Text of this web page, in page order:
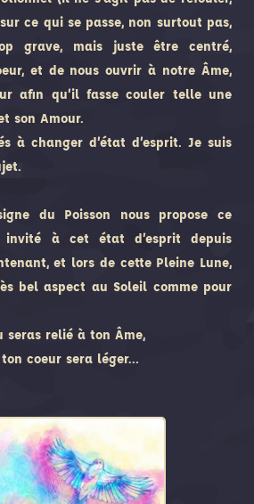
ce qui se passe, non surtout pas,
grave, mais juste être centré,
et de nous ouvrir à notre Âme,
afin qu’il fasse couler telle une
son Amour.
à changer d’état d’esprit. Je suis
du Poisson nous propose ce
à cet état d’esprit depuis
et lors de cette Pleine Lune,
bel aspect au Soleil comme pour
seras relié à ton Âme,
coeur sera léger…